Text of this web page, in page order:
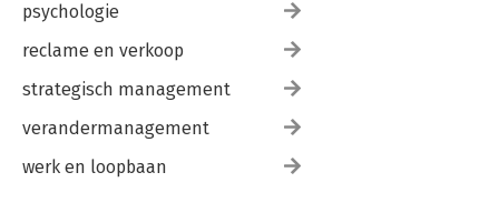
psychologie
reclame en verkoop
strategisch management
verandermanagement
werk en loopbaan